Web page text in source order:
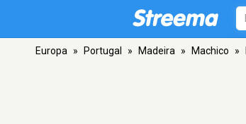
Europa » Portugal » Madeira » Machico »